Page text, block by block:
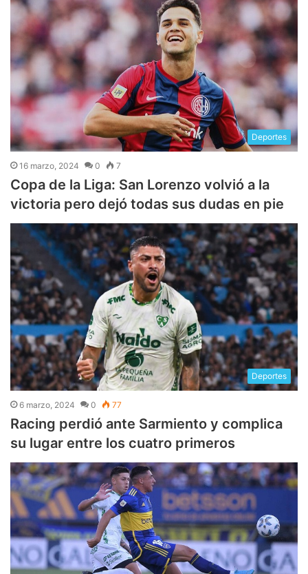
Deportes
16 marzo, 2024 0 7
Copa de la Liga: San Lorenzo volvió a la
victoria pero dejó todas sus dudas en pie
Deportes
6 marzo, 2024 0 77
Racing perdió ante Sarmiento y complica
su lugar entre los cuatro primeros